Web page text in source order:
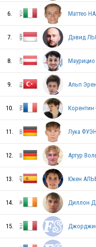
POL
ITA
CRO
ITA
6. Маттео
7. Дэвид
8.
9. Альп
10.
11. Лука
12. Артур
13. Юкен
14. Диллон
15.